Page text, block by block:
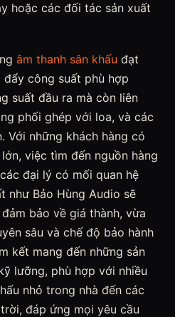
hoặc các đối tác sản xuất
âm thanh sân khấu đạt
công suất phù hợp
suất đầu ra mà còn liên
phối ghép với loa, và các
Với những khách hàng có
việc tìm đến nguồn hàng
đại lý có mối quan hệ
như Bảo Hùng Audio sẽ
bảo về giá thành, vừa
sâu và chế độ bảo hành
kết mang đến những sản
lưỡng, phù hợp với nhiều
nhỏ trong nhà đến các
đáp ứng mọi yêu cầu